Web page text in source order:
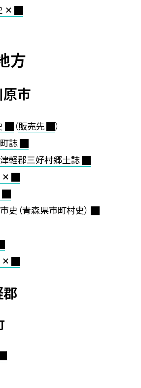
✕
方
市
（販売先
）
誌
軽郡三好村郷土誌
✕
史（青森県市町村史）
✕